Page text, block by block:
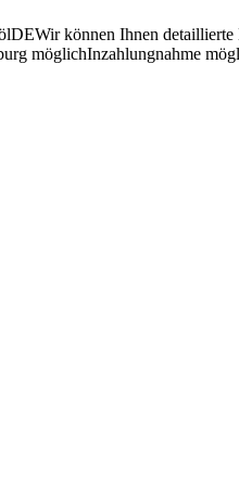
können Ihnen
möglichInzahlungnahme